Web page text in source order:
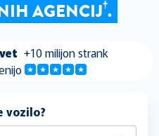
AGENCIJ†.
+10 milijon strank
vozilo?